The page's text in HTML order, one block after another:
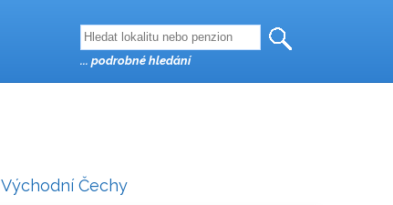
Východní Čechy
... podrobné hledání